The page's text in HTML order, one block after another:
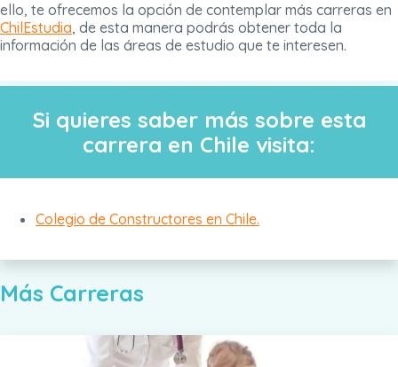
ello, te ofrecemos la opción de contemplar más carreras en
ChilEstudia, de esta manera podrás obtener toda la
información de las áreas de estudio que te interesen.
Si quieres saber más sobre esta
carrera en Chile visita:
Colegio de Constructores en Chile.
Más Carreras